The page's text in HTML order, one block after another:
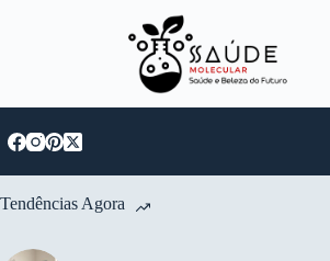
Tendências Agora